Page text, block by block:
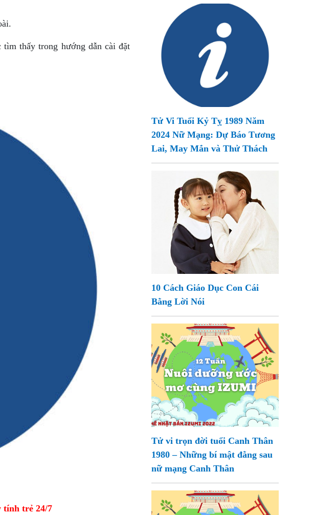
thấy trong hướng dẫn cài đặt
tính trẻ 24/7
Tử Vi Tuổi Kỷ Tỵ 1989 Năm
2024 Nữ Mạng: Dự Báo Tương
Lai, May Mắn và Thử Thách
10 Cách Giáo Dục Con Cái
Bằng Lời Nói
Tử vi trọn đời tuổi Canh Thân
1980 – Những bí mật đằng sau
nữ mạng Canh Thân